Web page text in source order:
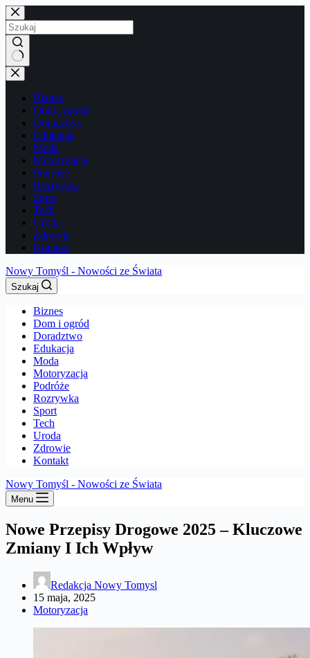
Przejdź
do
treści
Brak
wyników
Biznes
Dom i ogród
Doradztwo
Edukacja
Moda
Motoryzacja
Podróże
Rozrywka
Sport
Tech
Uroda
Zdrowie
Kontakt
Nowy Tomyśl - Nowości ze Świata
Szukaj
Biznes
Dom i ogród
Doradztwo
Edukacja
Moda
Motoryzacja
Podróże
Rozrywka
Sport
Tech
Uroda
Zdrowie
Kontakt
Nowy Tomyśl - Nowości ze Świata
Menu
Nowe Przepisy Drogowe 2025 – Kluczowe
Zmiany I Ich Wpływ
Redakcja Nowy Tomysl
15 maja, 2025
Motoryzacja